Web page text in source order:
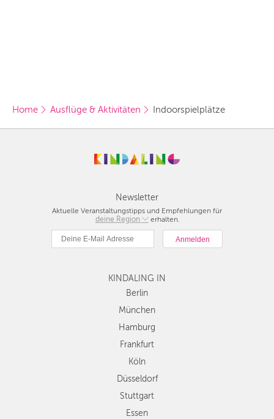
BERLIN
HAMBURG
KÖLN
DÜSSELDORF
HANNOVER
DRESDEN
NÜRNBERG
Home Ausflüge & Aktivitäten Indoorspielplätze
Newsletter
Aktuelle Veranstaltungstipps und Empfehlungen für
deine Region
Berlin
München
Hamburg
Köln
Düsseldorf
Stuttgart
Essen
Dresden
Nürnberg
Wien
Zürich
erhalten.
KINDALING IN
Berlin
München
Hamburg
Frankfurt
Köln
Düsseldorf
Stuttgart
Essen